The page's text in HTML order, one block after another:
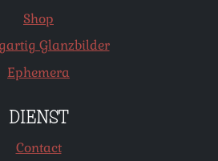
Shop
Glanzbilder
Ephemera
DIENST
Contact